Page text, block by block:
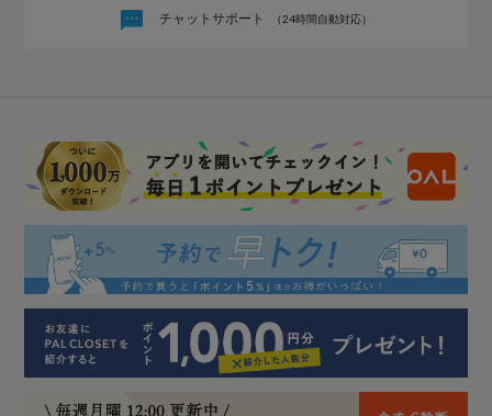
チャットサポート （24時間自動対応）